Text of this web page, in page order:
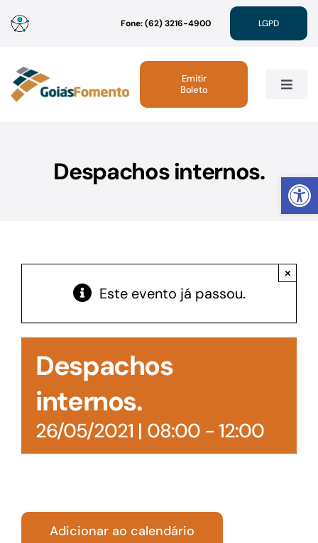
Abrir
para
conteúdo
Fone: (62) 3216-4900 LGPD
Toggle
Linhas de Crédito
Acesso à Informação
Emitir
Boleto
Despachos internos.
Este evento já passou.
×
Despachos
internos.
26/05/2021 | 08:00- 12:00
Adicionar ao calendário